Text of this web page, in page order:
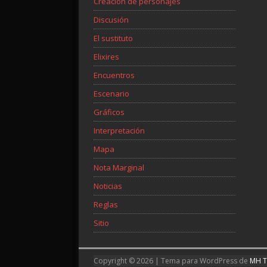
Discusión
El sustituto
Elixires
Encuentros
Escenario
Gráficos
Interpretación
Mapa
Nota Marginal
Noticias
Reglas
Sitio
Copyright © 2026 | Tema para WordPress de MH